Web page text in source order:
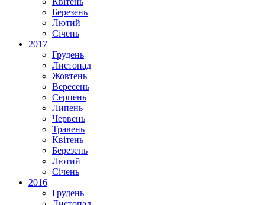
Березень
Лютий
Січень
2017
Грудень
Листопад
Жовтень
Вересень
Серпень
Липень
Червень
Травень
Квітень
Березень
Лютий
Січень
2016
Грудень